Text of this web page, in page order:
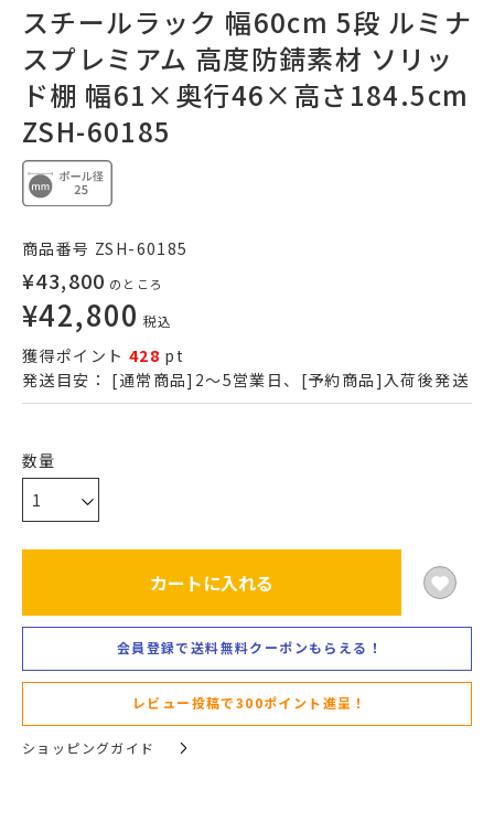
スチールラック 幅60cm 5段 ルミナ
スプレミアム 高度防錆素材 ソリッ
ド棚 幅61×奥行46×高さ184.5cm
ZSH-60185
商品番号 ZSH-60185
¥43,800 のところ
¥42,800 税込
獲得ポイント 428 pt
発送目安： [通常商品]2～5営業日、[予約商品]入荷後発送
カートに入れる
会員登録で送料無料クーポンもらえる！
レビュー投稿で300ポイント進呈！
ショッピングガイド